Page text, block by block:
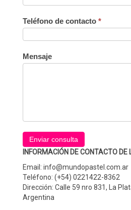
Teléfono de contacto *
Mensaje
Enviar consulta
INFORMACIÓN DE CONTACTO DE
Email: info@mundopastel.com.ar
Teléfono: (+54) 0221422-8362
Dirección: Calle 59 nro 831, La
Argentina